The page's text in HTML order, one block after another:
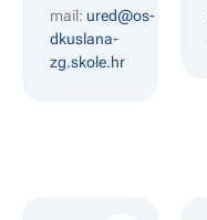
mail: ured@os-
dkuslana-
zg.skole.hr